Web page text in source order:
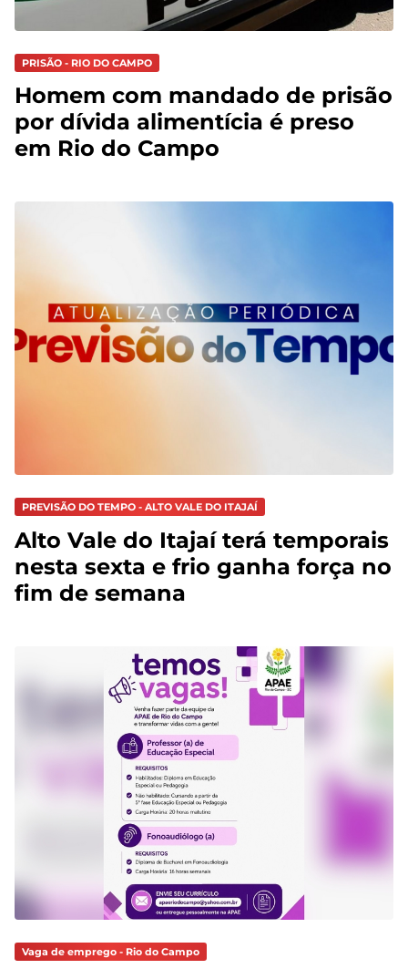
PRISÃO - RIO DO CAMPO
Homem com mandado de prisão
por dívida alimentícia é preso
em Rio do Campo
PREVISÃO DO TEMPO - ALTO VALE DO ITAJAÍ
Alto Vale do Itajaí terá temporais
nesta sexta e frio ganha força no
fim de semana
Vaga de emprego - Rio do Campo